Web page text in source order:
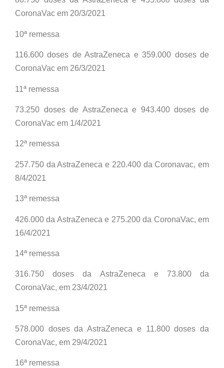
CoronaVac em 20/3/2021
10ª remessa
116.600 doses de AstraZeneca e 359.000 doses de
CoronaVac em 26/3/2021
11ª remessa
73.250 doses de AstraZeneca e 943.400 doses de
CoronaVac em 1/4/2021
12ª remessa
257.750 da AstraZeneca e 220.400 da Coronavac, em
8/4/2021
13ª remessa
426.000 da AstraZeneca e 275.200 da CoronaVac, em
16/4/2021
14ª remessa
316.750 doses da AstraZeneca e 73.800 da
CoronaVac, em 23/4/2021
15ª remessa
578.000 doses da AstraZeneca e 11.800 doses da
CoronaVac, em 29/4/2021
16ª remessa